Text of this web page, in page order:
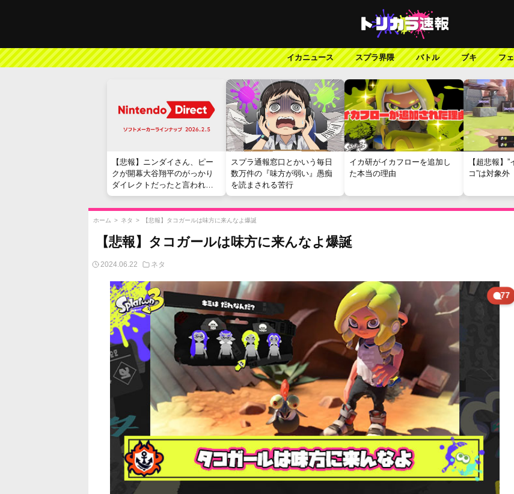
イカニュース スプラ界隈 バトル ブキ フ
【悲報】ニンダイさん、ピー
クが開幕大谷翔平のがっかり
ダイレクトだったと言われて
しまう
スプラ通報窓口とかいう毎日
数万件の『味方が弱い』愚痴
を読まされる苦行
イカ研がイカフローを追加し
た本当の理由
【超悲報】”
コ”は対象外
ホーム > ネタ > 【悲報】タコガールは味方に来んなよ爆誕
【悲報】タコガールは味方に来んなよ爆誕
2024.06.22 ネタ
77